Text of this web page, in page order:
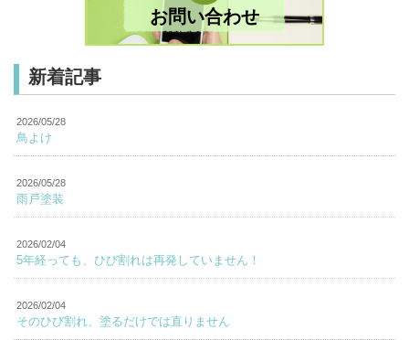
お問い合わせ
新着記事
2026/05/28
鳥よけ
2026/05/28
雨戸塗装
2026/02/04
5年経っても、ひび割れは再発していません！
2026/02/04
そのひび割れ、塗るだけでは直りません